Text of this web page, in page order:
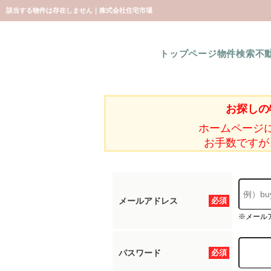
該当する物件は存在しません｜株式会社住宅市場
トップページ物件検索不
お探し
ホームページ
お手数です
必須
メールアドレス
※メール
必須
パスワード